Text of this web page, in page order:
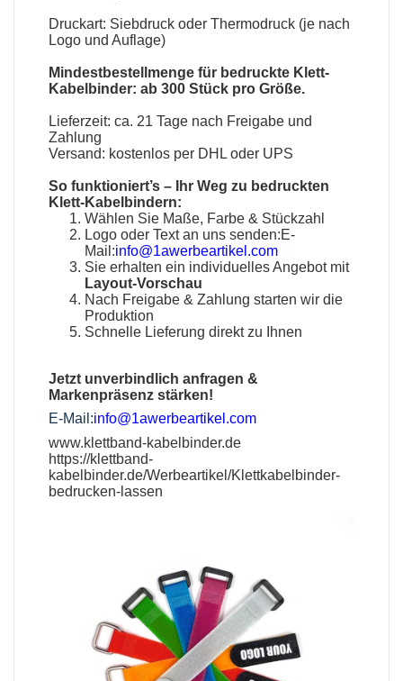
Druckart: Siebdruck oder Thermodruck (je nach
Logo und Auflage)
Mindestbestellmenge für bedruckte Klett-
Kabelbinder: ab 300 Stück pro Größe.
Lieferzeit: ca. 21 Tage nach Freigabe und
Zahlung
Versand: kostenlos per DHL oder UPS
So funktioniert’s – Ihr Weg zu bedruckten
Klett-Kabelbindern:
Wählen Sie Maße, Farbe & Stückzahl
Logo oder Text an uns senden:E-
Mail:info@1awerbeartikel.com
Sie erhalten ein individuelles Angebot mit
Layout-Vorschau
Nach Freigabe & Zahlung starten wir die
Produktion
Schnelle Lieferung direkt zu Ihnen
Jetzt unverbindlich anfragen &
Markenpräsenz stärken!
E-Mail:info@1awerbeartikel.com
www.klettband-kabelbinder.de
https://klettband-
kabelbinder.de/Werbeartikel/Klettkabelbinder-
bedrucken-lassen